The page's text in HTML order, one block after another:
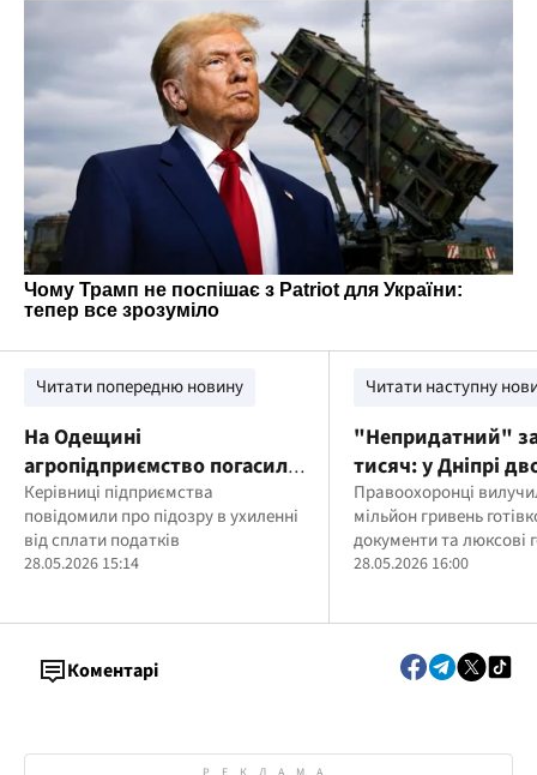
Читати попередню новину
На Одещині
агропідприємство погасило
понад 7 мільйонів гривень
податкового боргу після
розслідування БЕБ
Керівниці підприємства
повідомили про підозру в ухиленні
від сплати податків
28.05.2026 15:14
Читати наступну
"Непридатний"
тисяч: у Дніпрі
чоловіків
переправлення
Правоохоронці
мільйон гривень
документи та люксові
28.05.2026 16:00
Коментарі